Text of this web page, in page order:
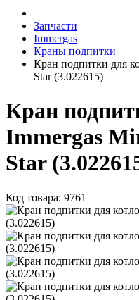
Запчасти
Immergas
Краны подпитки
Кран подпитки для
Star (3.022615)
Кран
Immergas
Star
Код товара: 9761